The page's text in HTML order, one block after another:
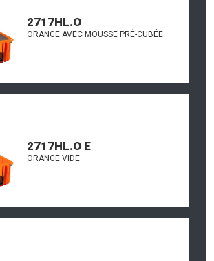
2717HL.O
ORANGE AVEC MOUSSE PRÉ-CUBÉE
2717HL.O E
ORANGE VIDE